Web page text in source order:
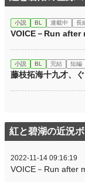
小説 BL 連載中 長
VOICE－Run after
小説 BL 完結 短編
藤枝拓海十九才、
紅と碧湖の近況
2022-11-14 09:16:19
VOICE－Run after